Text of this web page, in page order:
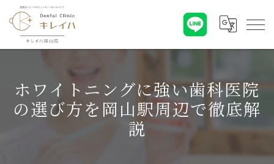
ホワイトニングに強い歯科医院
の選び方を岡山駅周辺で徹底解
説